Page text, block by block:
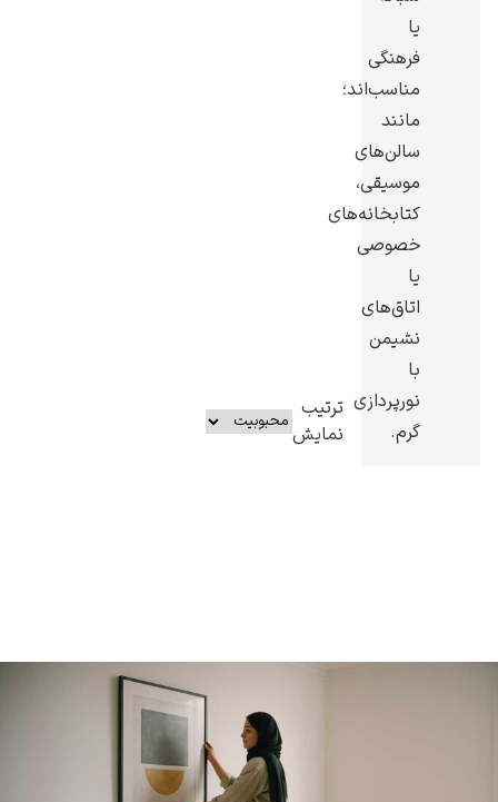
تابلوها
یا
فرهنگی
مناسب‌اند؛
مانند
سالن‌های
موسیقی،
کتابخانه‌های
خصوصی
یا
اتاق‌های
نشیمن
با
نورپردازی
گرم.
ترتیب
نمایش